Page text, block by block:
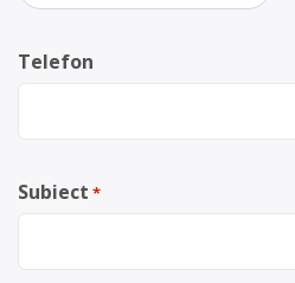
Telefon
Subiect *